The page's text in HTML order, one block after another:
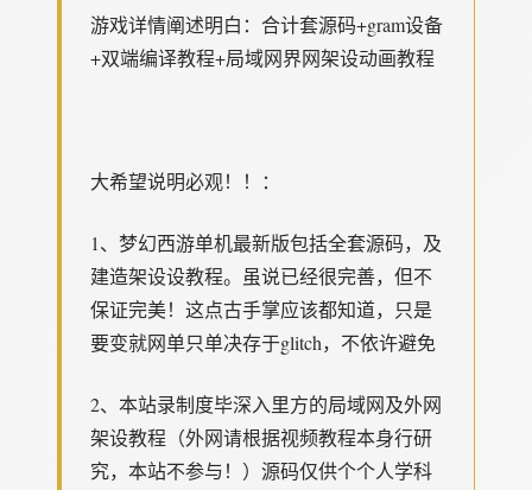
游戏详情阐述明白：合计套源码+gram设备
+双端编译教程+局域网界网架设动画教程
大希望说明必观！！：
1、 梦幻西游单机最新版包括全套源码，及
建造架设设教程。虽说已经很完善，但不
保证完美！这点古手掌应该都知道，只是
要变就网单只单决存于glitch，不依许避免
2、本站录制度毕深入里方的局域网及外网
架设教程（外网请根据视频教程本身行研
究，本站不参与！）源码仅供个个人学科